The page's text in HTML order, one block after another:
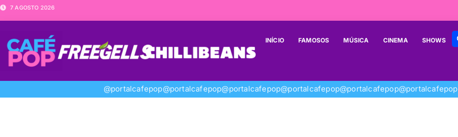
7 AGOSTO 2026
INÍCIO FAMOSOS MÚSICA CINEMA SHOWS
@portalcafepop@portalcafepop@portalcafepop@portalcafepop@portalcafepop@portalcafepop